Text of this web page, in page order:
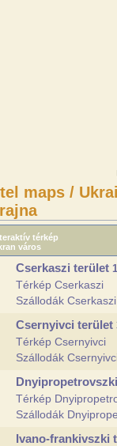
maps /
térkép
város
Cserkaszi terület
Térkép Cserkaszi
Szállodák Cserkaszi
Csernyivci terület
Térkép Csernyivci
Szállodák
Térkép
Szállodák
Ivano-frankivszki